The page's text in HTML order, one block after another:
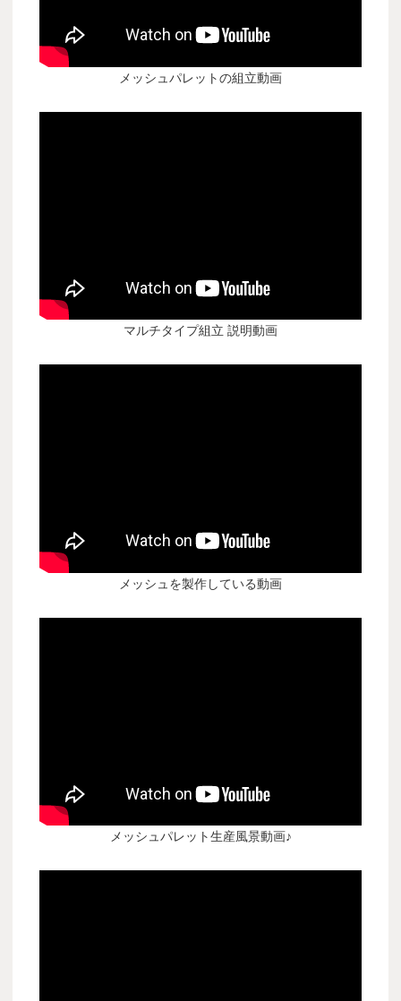
メッシュパレットの組立動画
マルチタイプ組立 説明動画
メッシュを製作している動画
メッシュパレット生産風景動画♪